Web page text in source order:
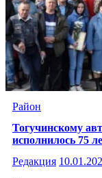
Район
Тогучинскому
исполнилось 75
Редакция